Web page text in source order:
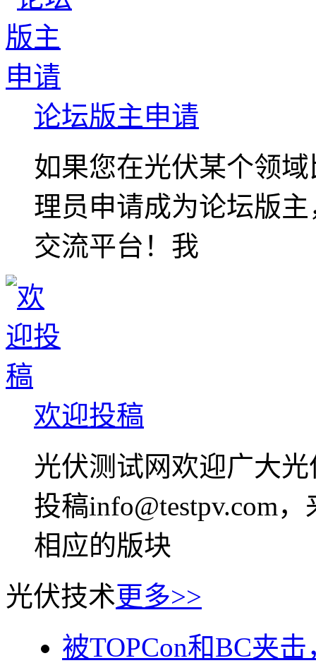
论坛版主申请
如果您在光伏某个领
理员申请成为论坛版
交流平台！我
欢迎投稿
光伏测试网欢迎广大
投稿info@testpv.com
相应的版块
光伏技术更多>>
被TOPCon和BC夹